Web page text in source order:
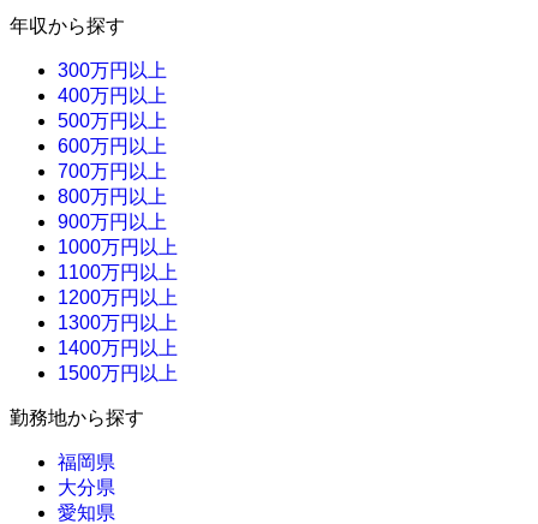
年収から探す
300万円以上
400万円以上
500万円以上
600万円以上
700万円以上
800万円以上
900万円以上
1000万円以上
1100万円以上
1200万円以上
1300万円以上
1400万円以上
1500万円以上
勤務地から探す
福岡県
大分県
愛知県